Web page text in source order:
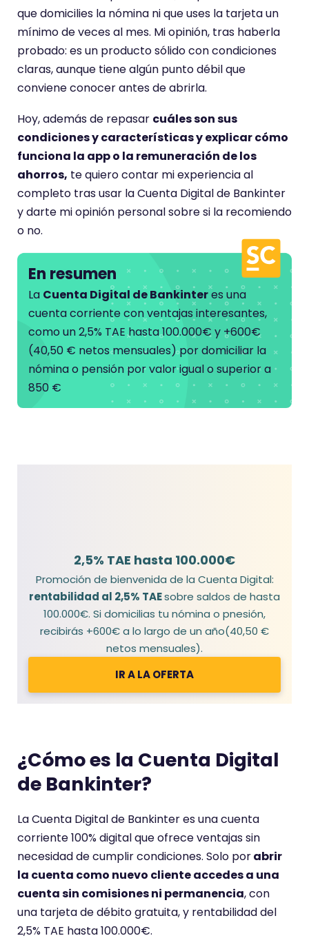
t
i
e
n
e
n
a
p
u
n
t
u
a
que domicilies la nómina ni que uses la tarjeta un
mínimo de veces al mes. Mi opinión, tras haberla
probado: es un producto sólido con condiciones
claras, aunque tiene algún punto débil que
conviene conocer antes de abrirla.
Hoy, además de repasar cuáles son sus
condiciones y características y explicar cómo
funciona la app o la remuneración de los
ahorros, te quiero contar mi experiencia al
completo tras usar la Cuenta Digital de Bankinter
y darte mi opinión personal sobre si la recomiendo
o no.
En resumen
La Cuenta Digital de Bankinteres una
cuenta corriente con ventajas interesantes,
como un 2,5% TAE hasta 100.000€ y +600€
(40,50 € netos mensuales) por domiciliar la
nómina o pensión por valor igual o superior a
850 €
2,5% TAE hasta 100.000€
Promoción de bienvenida de la Cuenta Digital:
rentabilidad al 2,5% TAEsobre saldos de hasta
100.000€. Si domicilias tu nómina o pnesión,
recibirás +600€ a lo largo de un año(40,50 €
netos mensuales).
IR A LA OFERTA
¿Cómo es la Cuenta Digital
de Bankinter?
La Cuenta Digital de Bankinter es una cuenta
corriente 100% digital que ofrece ventajas sin
necesidad de cumplir condiciones. Solo porabrir
la cuenta como nuevo cliente accedes a una
cuenta sin comisiones ni permanencia, con
una tarjeta de débito gratuita, y rentabilidad del
2,5% TAE hasta 100.000€.